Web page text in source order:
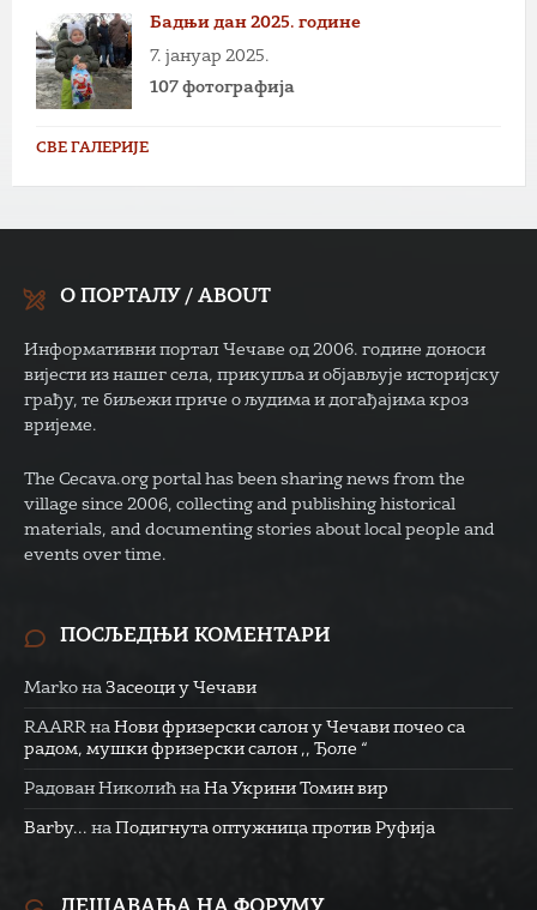
Бадњи дан 2025. године
7. јануар 2025.
107 фотографија
СВЕ ГАЛЕРИЈЕ
О ПОРТАЛУ / ABOUT
Информативни портал Чечаве од 2006. године доноси
вијести из нашег села, прикупља и објављује историјску
грађу, те биљежи приче о људима и догађајима кроз
вријеме.
The Cecava.org portal has been sharing news from the
village since 2006, collecting and publishing historical
materials, and documenting stories about local people and
events over time.
ПОСЉЕДЊИ КОМЕНТАРИ
Marko на Засеоци у Чечави
RAARR на Нови фризерски салон у Чечави почео са
радом, мушки фризерски салон ,, Ђоле “
Радован Николић на На Укрини Томин вир
Barby... на Подигнута оптужница против Руфија